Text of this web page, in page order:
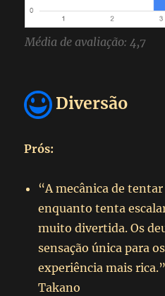
Média de avaliação: 4,7
Diversão
Prós:
“A mecânica de
enquanto tenta
muito divertida. Os
sensação única para
experiência mais
Takano